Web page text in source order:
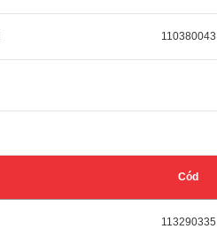
110380043
Cód
113290335